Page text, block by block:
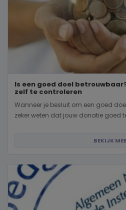
Is een goed doel
zelf te controleren
Wanneer je besluit om een goed
zeker weten dat jouw donatie goed
BEKIJK